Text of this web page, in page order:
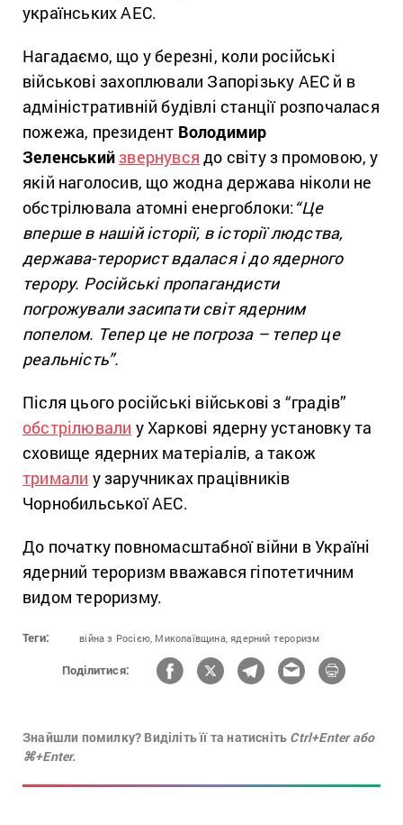
українських АЕС.
Нагадаємо, що у березні, коли російські
військові захоплювали Запорізьку АЕС й в
адміністративній будівлі станції розпочалася
пожежа, президент Володимир
Зеленськийзвернувся до світу з промовою, у
якій наголосив, що жодна держава ніколи не
обстрілювала атомні енергоблоки:“Це
вперше в нашій історії, в історії людства,
держава-терорист вдалася і до ядерного
терору. Російські пропагандисти
погрожували засипати світ ядерним
попелом. Тепер це не погроза – тепер це
реальність”.
Після цього російські військові з “градів”
обстрілювали у Харкові ядерну установку та
сховище ядерних матеріалів, а також
тримали у заручниках працівників
Чорнобильської АЕС.
До початку повномасштабної війни в Україні
ядерний тероризм вважався гіпотетичним
видом тероризму.
Теги: війна з Росією, Миколаївщина, ядерний тероризм
Поділитися:
Знайшли помилку? Виділіть її та натисніть Ctrl+Enter або
⌘+Enter.